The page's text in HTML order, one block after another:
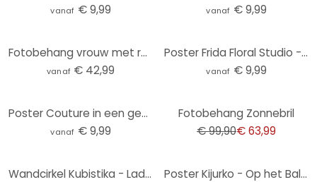
vanaf € 9,99 vanaf € 9,99
Fotobehang vrouw met retro klaproos bloemen - Hülya
vanaf € 42,99
Poster Frida Floral Studio - Vrouwensilhouet met Lelies
vanaf € 9,99
Poster Couture in een gestreepte look - Treechild
vanaf € 9,99
Fotobehang Zonnebril
€ 99,90€ 63,99
Wandcirkel Kubistika - Lady in Black Poster Kijurko - Op het Balkon